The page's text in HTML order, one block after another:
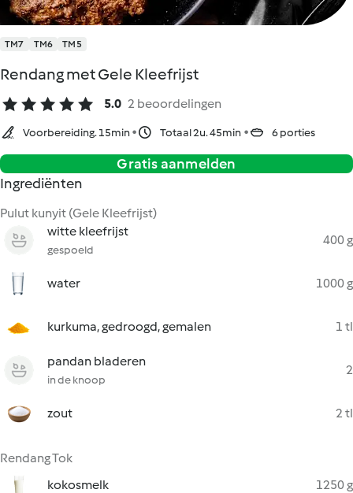
TM7 TM6 TM5
Rendang met Gele Kleefrijst
5.0 2 beoordelingen
Voorbereiding. 15min Totaal 2u. 45min 6 porties
Gratis aanmelden
Ingrediënten
Pulut kunyit (Gele Kleefrijst)
witte kleefrijst
gespoeld
400 g
water 1000 g
kurkuma, gedroogd, gemalen 1 tl
pandan bladeren
in de knoop
2
zout 2 tl
Rendang Tok
kokosmelk
1250 g